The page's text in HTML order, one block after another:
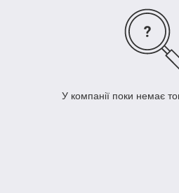
У компанії поки немає